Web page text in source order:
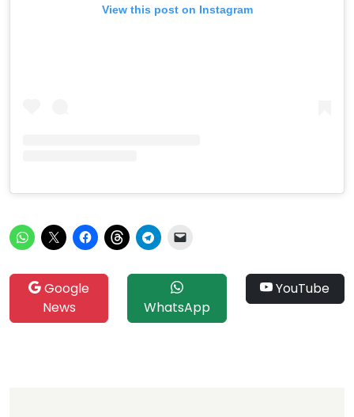
View this post on Instagram
Google
News
WhatsApp
YouTube